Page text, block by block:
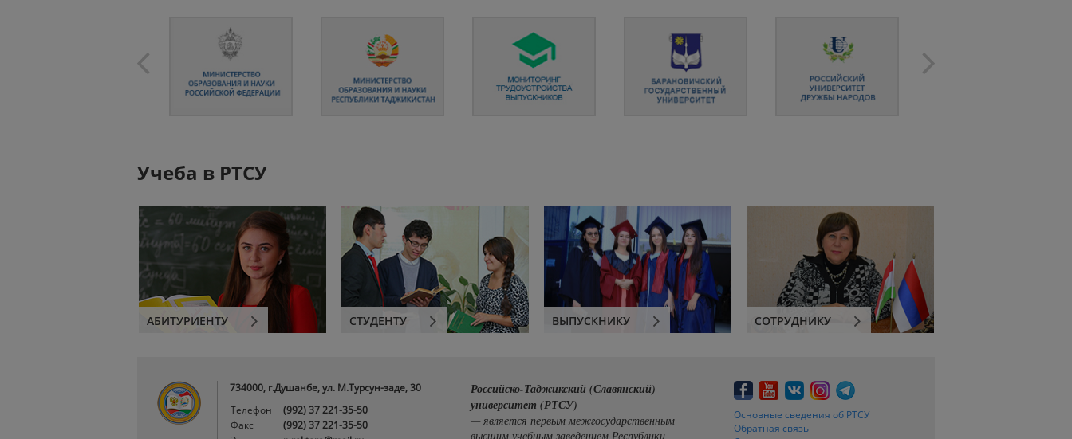
Учеба в РТСУ
АБИТУРИЕНТУ СТУДЕНТУ ВЫПУСКНИКУ СОТРУДНИКУ
734000, г.Душанбе, ул. М.Турсун-заде, 30
Телефон
(992) 37 221-35-50
Факс
(992) 37 221-35-50
Российско-Таджикский (Славянский)
университет (РТСУ)
— является первым межгосударственным
высшим учебным заведением Республики
Основные сведения об РТСУ
Обратная связь